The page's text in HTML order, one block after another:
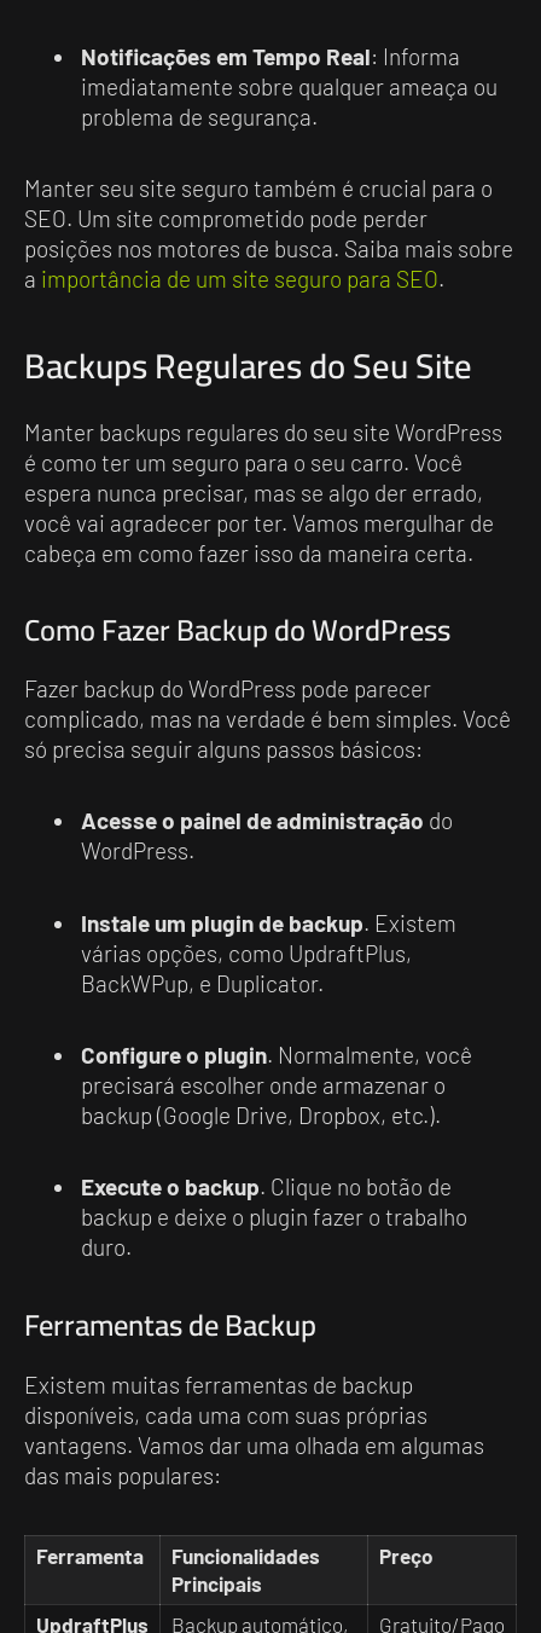
Notificações em Tempo Real: Informa
imediatamente sobre qualquer ameaça ou
problema de segurança.
Manter seu site seguro também é crucial para o
SEO. Um site comprometido pode perder
posições nos motores de busca. Saiba mais sobre
a importância de um site seguro para SEO.
Backups Regulares do Seu Site
Manter backups regulares do seu site WordPress
é como ter um seguro para o seu carro. Você
espera nunca precisar, mas se algo der errado,
você vai agradecer por ter. Vamos mergulhar de
cabeça em como fazer isso da maneira certa.
Como Fazer Backup do WordPress
Fazer backup do WordPress pode parecer
complicado, mas na verdade é bem simples. Você
só precisa seguir alguns passos básicos:
Acesse o painel de administração do
WordPress.
Instale um plugin de backup. Existem
várias opções, como UpdraftPlus,
BackWPup, e Duplicator.
Configure o plugin. Normalmente, você
precisará escolher onde armazenar o
backup (Google Drive, Dropbox, etc.).
Execute o backup. Clique no botão de
backup e deixe o plugin fazer o trabalho
duro.
Ferramentas de Backup
Existem muitas ferramentas de backup
disponíveis, cada uma com suas próprias
vantagens. Vamos dar uma olhada em algumas
das mais populares:
Ferramenta
Funcionalidades
Principais
Preço
UpdraftPlus Backup automático, Gratuito/Pago